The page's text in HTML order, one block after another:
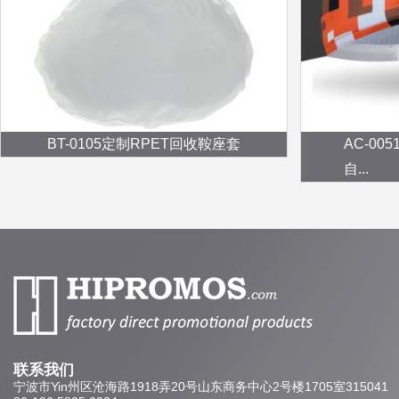
BT-0105定制RPET回收鞍座套
AC-
自...
联系我们
宁波市Yin州区沧海路1918弄20号山东商务中心2号楼1705室315041